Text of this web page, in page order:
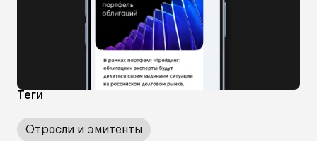
Теги
Отрасли и эмитенты